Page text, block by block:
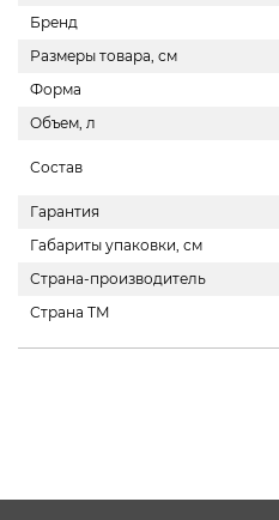
Бренд
Размеры товара, см
Форма
Объем, л
Состав
Гарантия
Габариты упаковки, см
Страна-производитель
Страна ТМ